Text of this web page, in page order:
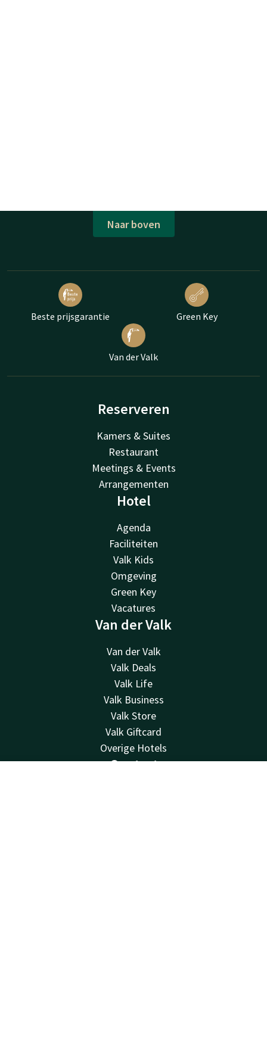
Naar boven
Beste prijsgarantie Green Key
Van der Valk
Reserveren
Kamers & Suites
Restaurant
Meetings & Events
Arrangementen
Hotel
Agenda
Faciliteiten
Valk Kids
Omgeving
Green Key
Vacatures
Van der Valk
Van der Valk
Valk Deals
Valk Life
Valk Business
Valk Store
Valk Giftcard
Overige Hotels
Contact